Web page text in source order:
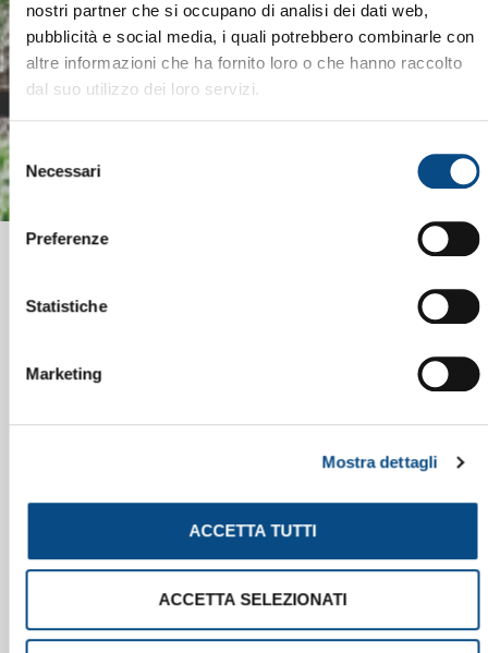
nostri partner che si occupano di analisi dei dati web,
pubblicità e social media, i quali potrebbero combinarle con
altre informazioni che ha fornito loro o che hanno raccolto
dal suo utilizzo dei loro servizi.
Selezione
del
consenso
Necessari
Preferenze
Statistiche
Marketing
Mostra dettagli
ACCETTA TUTTI
ACCETTA SELEZIONATI